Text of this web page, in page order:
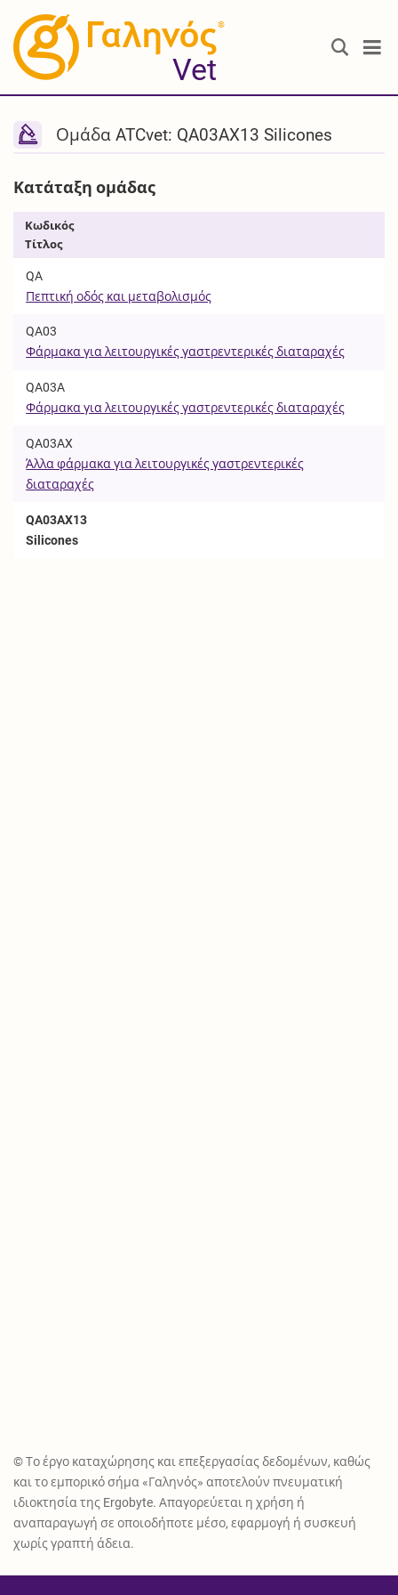
®
Vet
Ομάδα ATCvet: QA03AX13 Silicones
Κατάταξη ομάδας
Κωδικός
Τίτλος
QA
Πεπτική οδός και μεταβολισμός
QA03
Φάρμακα για λειτουργικές γαστρεντερικές διαταραχές
QA03A
Φάρμακα για λειτουργικές γαστρεντερικές διαταραχές
QA03AX
Άλλα φάρμακα για λειτουργικές γαστρεντερικές
διαταραχές
QA03AX13
Silicones
© Το έργο καταχώρησης και επεξεργασίας δεδομένων, καθώς
και το εμπορικό σήμα «Γαληνός» αποτελούν πνευματική
ιδιοκτησία της Ergobyte. Απαγορεύεται η χρήση ή
αναπαραγωγή σε οποιοδήποτε μέσο, εφαρμογή ή συσκευή
χωρίς γραπτή άδεια.